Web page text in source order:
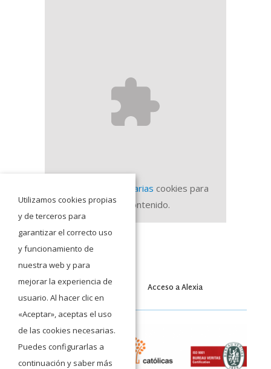
No necesarias cookies para
ver el contenido.
Acceso a Moodle Acceso a Alexia
Utilizamos cookies propias
y de terceros para
garantizar el correcto uso
y funcionamiento de
nuestra web y para
mejorar la experiencia de
usuario. Al hacer clic en
«Aceptar», aceptas el uso
de las cookies necesarias.
Puedes configurarlas a
continuación y saber más